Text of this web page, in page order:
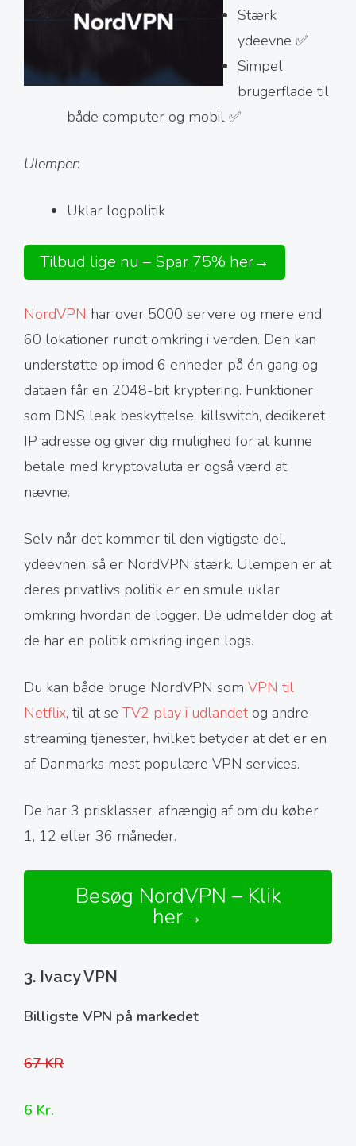
Stærk
ydeevne ✅
Simpel
brugerflade til
både computer og mobil ✅
Ulemper:
Uklar logpolitik
Tilbud lige nu – Spar 75% her→
NordVPN har over 5000 servere og mere end
60 lokationer rundt omkring i verden. Den kan
understøtte op imod 6 enheder på én gang og
dataen får en 2048-bit kryptering. Funktioner
som DNS leak beskyttelse, killswitch, dedikeret
IP adresse og giver dig mulighed for at kunne
betale med kryptovaluta er også værd at
nævne.
Selv når det kommer til den vigtigste del,
ydeevnen, så er NordVPN stærk. Ulempen er at
deres privatlivs politik er en smule uklar
omkring hvordan de logger. De udmelder dog at
de har en politik omkring ingen logs.
Du kan både bruge NordVPN som VPN til
Netflix, til at se TV2 play i udlandet og andre
streaming tjenester, hvilket betyder at det er en
af Danmarks mest populære VPN services.
De har 3 prisklasser, afhængig af om du køber
1, 12 eller 36 måneder.
Besøg NordVPN – Klik
her→
3. Ivacy VPN
Billigste VPN på markedet
67 KR
6 Kr.